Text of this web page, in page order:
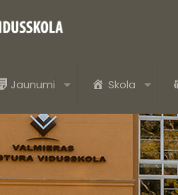
Jaunumi Skola